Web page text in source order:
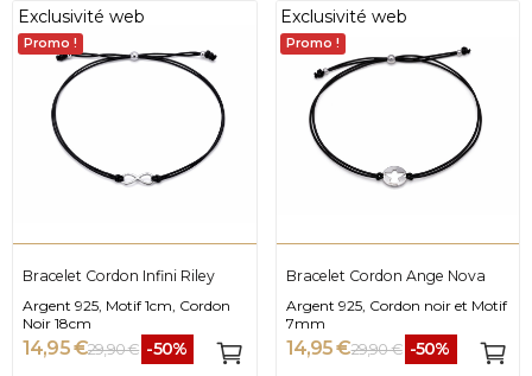
Exclusivité web
Promo !
Bracelet Cordon Infini Riley
Argent 925, Motif 1cm, Cordon
Noir 18cm
14,95 €29,90 € -50%
Exclusivité web
Promo !
Bracelet Cordon Ange Nova
Argent 925, Cordon noir et Motif
7mm
14,95 €29,90 € -50%